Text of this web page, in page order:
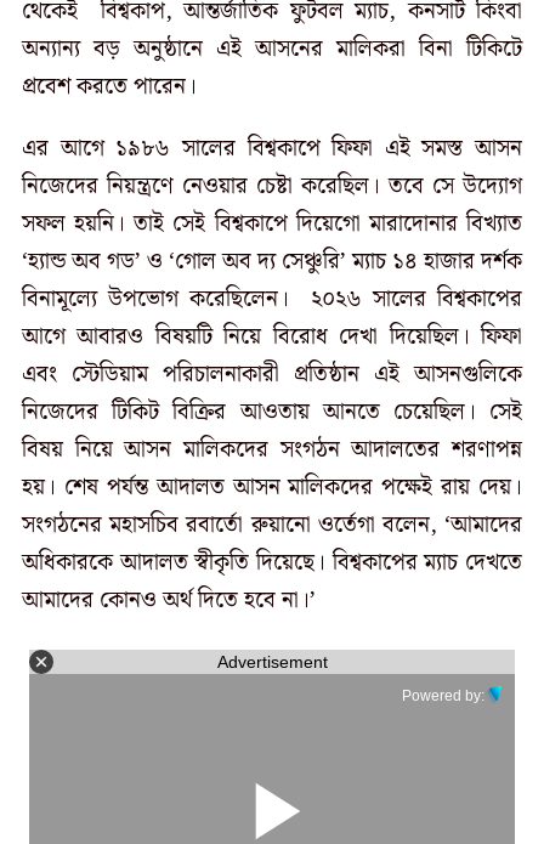
থেকেই বিশ্বকাপ, আন্তর্জাতিক ফুটবল ম্যাচ, কনসার্ট কিংবা
অন্যান্য বড় অনুষ্ঠানে এই আসনের মালিকরা বিনা টিকিটে
প্রবেশ করতে পারেন।
এর আগে ১৯৮৬ সালের বিশ্বকাপে ফিফা এই সমস্ত আসন
নিজেদের নিয়ন্ত্রণে নেওয়ার চেষ্টা করেছিল। তবে সে উদ্যোগ
সফল হয়নি। তাই সেই বিশ্বকাপে দিয়েগো মারাদোনার বিখ্যাত
‘হ্যান্ড অব গড’ ও ‘গোল অব দ্য সেঞ্চুরি’ ম্যাচ ১৪ হাজার দর্শক
বিনামূল্যে উপভোগ করেছিলেন। ২০২৬ সালের বিশ্বকাপের
আগে আবারও বিষয়টি নিয়ে বিরোধ দেখা দিয়েছিল। ফিফা
এবং স্টেডিয়াম পরিচালনাকারী প্রতিষ্ঠান এই আসনগুলিকে
নিজেদের টিকিট বিক্রির আওতায় আনতে চেয়েছিল। সেই
বিষয় নিয়ে আসন মালিকদের সংগঠন আদালতের শরণাপন্ন
হয়। শেষ পর্যন্ত আদালত আসন মালিকদের পক্ষেই রায় দেয়।
সংগঠনের মহাসচিব রবার্তো রুয়ানো ওর্তেগা বলেন, ‘আমাদের
অধিকারকে আদালত স্বীকৃতি দিয়েছে। বিশ্বকাপের ম্যাচ দেখতে
আমাদের কোনও অর্থ দিতে হবে না।’
Advertisement
Powered by: